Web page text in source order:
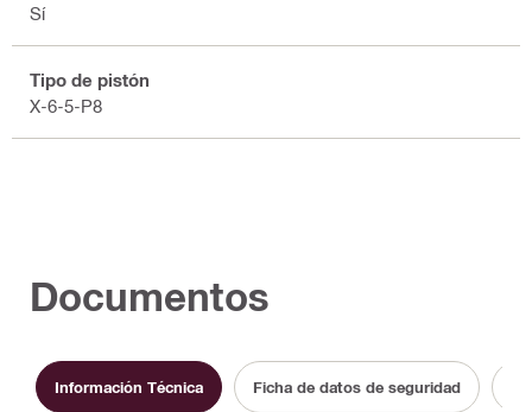
Sí
Tipo de pistón
X-6-5-P8
Documentos
Información Técnica Ficha de datos de seguridad